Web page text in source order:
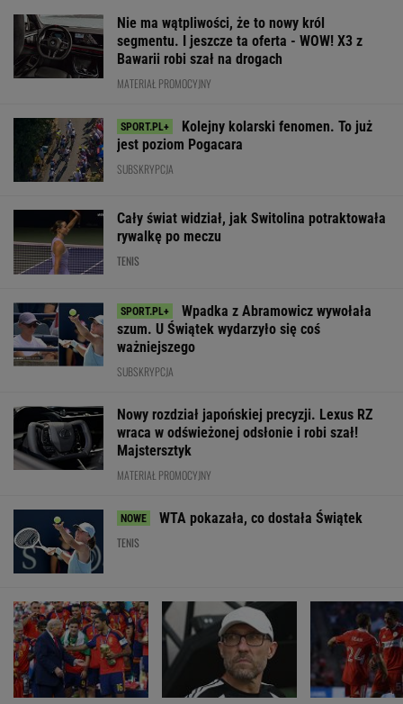
Nie ma wątpliwości, że to nowy król
segmentu. I jeszcze ta oferta - WOW! X3 z
Bawarii robi szał na drogach
MATERIAŁ PROMOCYJNY
Kolejny kolarski fenomen. To już
jest poziom Pogacara
SUBSKRYPCJA
Cały świat widział, jak Switolina potraktowała
rywalkę po meczu
TENIS
Wpadka z Abramowicz wywołała
szum. U Świątek wydarzyło się coś
ważniejszego
SUBSKRYPCJA
Nowy rozdział japońskiej precyzji. Lexus RZ
wraca w odświeżonej odsłonie i robi szał!
Majstersztyk
MATERIAŁ PROMOCYJNY
WTA pokazała, co dostała Świątek
TENIS